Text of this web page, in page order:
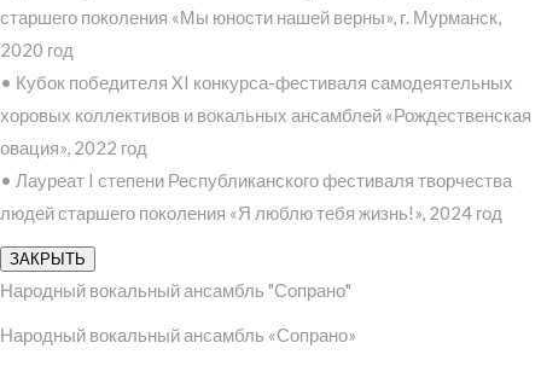
старшего поколения «Мы юности нашей верны», г. Мурманск,
2020 год
• Кубок победителя XI конкурса-фестиваля самодеятельных
хоровых коллективов и вокальных ансамблей «Рождественская
овация», 2022 год
• Лауреат I степени Республиканского фестиваля творчества
людей старшего поколения «Я люблю тебя жизнь!», 2024 год
ЗАКРЫТЬ
Народный вокальный ансамбль "Сопрано"
Народный вокальный ансамбль «Сопрано»